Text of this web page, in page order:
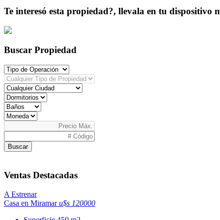
Te interesó esta propiedad?, llevala en tu dispositivo
Buscar Propiedad
Buscar
Ventas Destacadas
A Estrenar
Casa en Miramaru$s 120000